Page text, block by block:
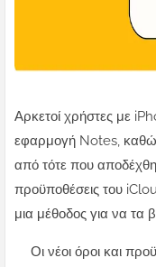
Αρκετοί χρήστες με
εφαρμογή Notes, καθώς
από τότε που
προϋποθέσεις του
μια μέθοδος για να τα
Οι νέοι όροι και